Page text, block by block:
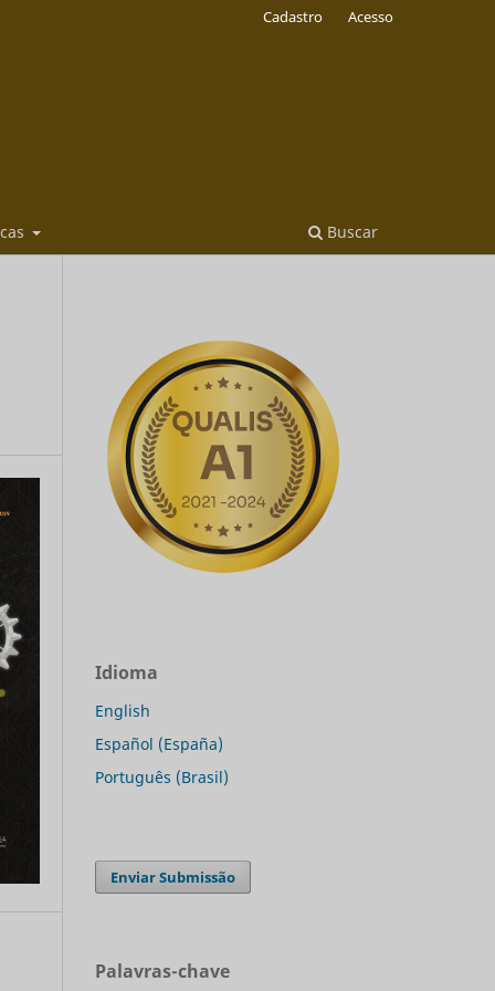
Buscar
Cadastro Acesso
Idioma
English
Español (España)
Português (Brasil)
Enviar Submissão
Palavras-chave